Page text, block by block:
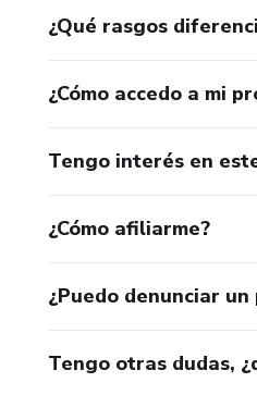
¿Qué rasgos
¿Cómo accedo a mi
Tengo interés en
¿Cómo afiliarme?
¿Puedo denunciar
Tengo otras dudas,